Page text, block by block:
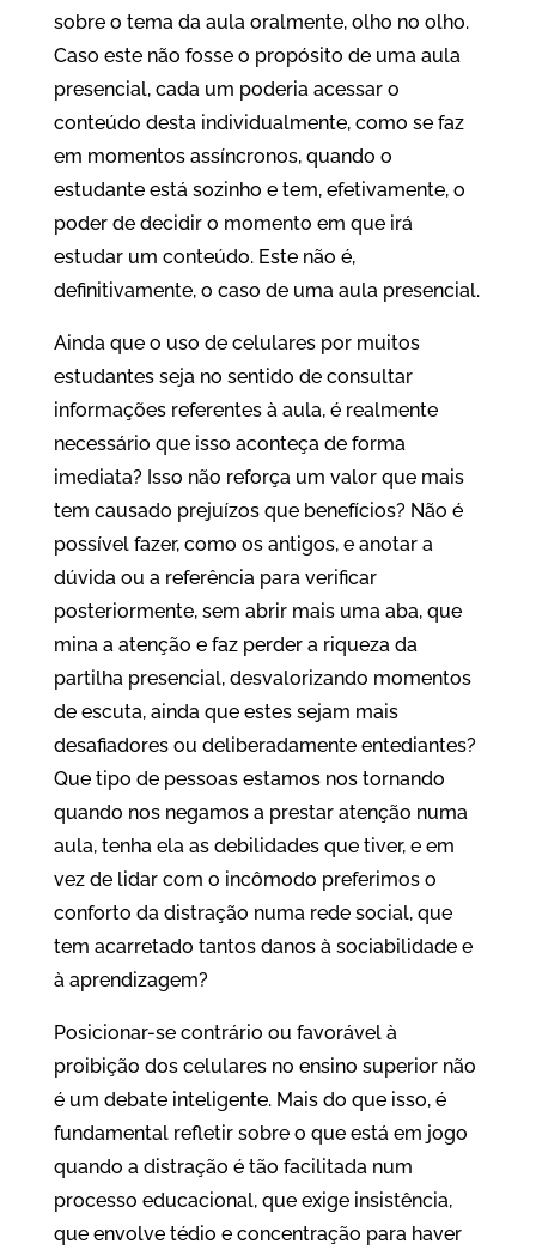
sobre o tema da aula oralmente, olho no olho.
Caso este não fosse o propósito de uma aula
presencial, cada um poderia acessar o
conteúdo desta individualmente, como se faz
em momentos assíncronos, quando o
estudante está sozinho e tem, efetivamente, o
poder de decidir o momento em que irá
estudar um conteúdo. Este não é,
definitivamente, o caso de uma aula presencial.
Ainda que o uso de celulares por muitos
estudantes seja no sentido de consultar
informações referentes à aula, é realmente
necessário que isso aconteça de forma
imediata? Isso não reforça um valor que mais
tem causado prejuízos que benefícios? Não é
possível fazer, como os antigos, e anotar a
dúvida ou a referência para verificar
posteriormente, sem abrir mais uma aba, que
mina a atenção e faz perder a riqueza da
partilha presencial, desvalorizando momentos
de escuta, ainda que estes sejam mais
desafiadores ou deliberadamente entediantes?
Que tipo de pessoas estamos nos tornando
quando nos negamos a prestar atenção numa
aula, tenha ela as debilidades que tiver, e em
vez de lidar com o incômodo preferimos o
conforto da distração numa rede social, que
tem acarretado tantos danos à sociabilidade e
à aprendizagem?
Posicionar-se contrário ou favorável à
proibição dos celulares no ensino superior não
é um debate inteligente. Mais do que isso, é
fundamental refletir sobre o que está em jogo
quando a distração é tão facilitada num
processo educacional, que exige insistência,
que envolve tédio e concentração para haver